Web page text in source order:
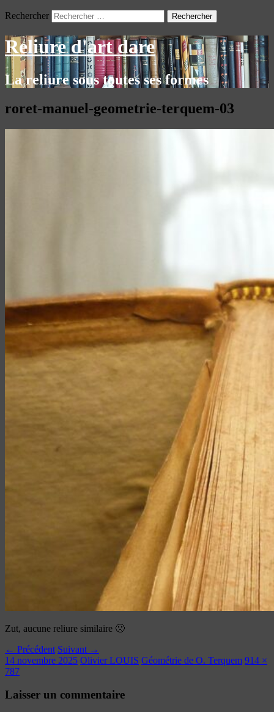
Rechercher
Reliure d'art dare
La reliure sous toutes ses formes
roret-manuel-geometrie-terquem-03
Zut, aucune reliure similaire 🙁
← Précédent Suivant →
14 novembre 2025 Olivier LOUIS Géométrie de O. Terquem 914 ×
787
Laisser un commentaire